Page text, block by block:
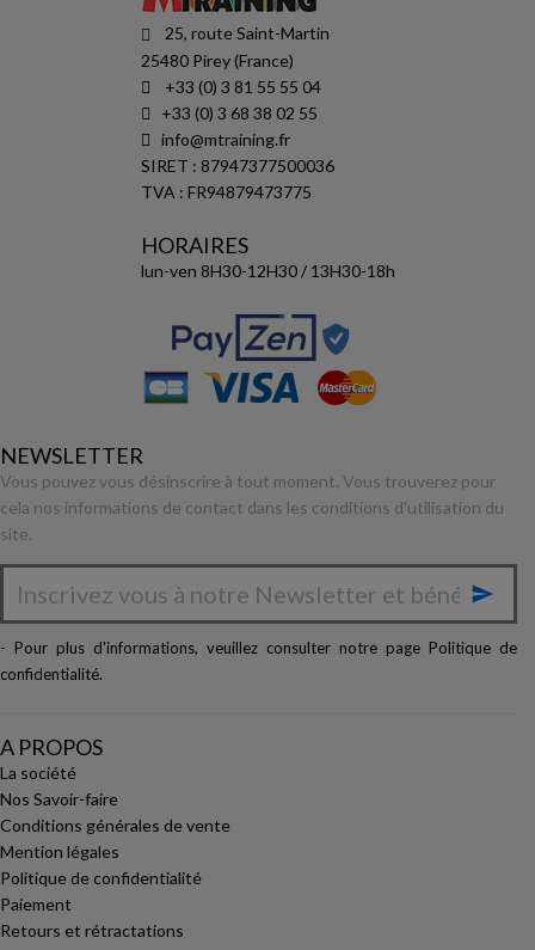
25, route Saint-Martin
25480 Pirey (France)
+33 (0) 3 81 55 55 04
+33 (0) 3 68 38 02 55
info@mtraining.fr
SIRET : 87947377500036
TVA : FR94879473775
HORAIRES
lun-ven 8H30-12H30 / 13H30-18h
NEWSLETTER
Vous pouvez vous désinscrire à tout moment. Vous trouverez pour
cela nos informations de contact dans les conditions d'utilisation du
site.

- Pour plus d'informations, veuillez consulter notre page Politique de
confidentialité.
A PROPOS
La société
Nos Savoir-faire
Conditions générales de vente
Mention légales
Politique de confidentialité
Paiement
Retours et rétractations